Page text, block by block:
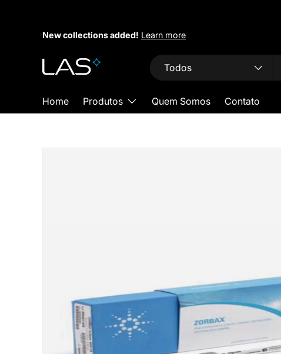
New collections added! Learn more
Busca
Tipo do produto
Todos
Home Produtos Quem Somos Contato